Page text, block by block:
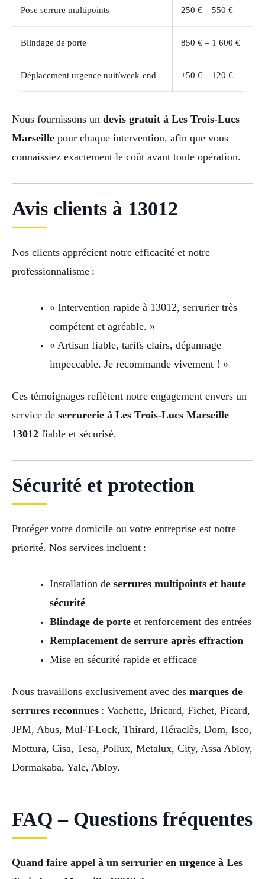
Pose serrure multipoints 250 € – 550 €
Blindage de porte 850 € – 1 600 €
Déplacement urgence nuit/week-end +50 € – 120 €
Nous fournissons un devis gratuit à Les Trois-Lucs
Marseille pour chaque intervention, afin que vous
connaissiez exactement le coût avant toute opération.
Avis clients à 13012
Nos clients apprécient notre efficacité et notre
professionnalisme :
« Intervention rapide à 13012, serrurier très
compétent et agréable. »
« Artisan fiable, tarifs clairs, dépannage
impeccable. Je recommande vivement ! »
Ces témoignages reflètent notre engagement envers un
service de serrurerie à Les Trois-Lucs Marseille
13012 fiable et sécurisé.
Sécurité et protection
Protéger votre domicile ou votre entreprise est notre
priorité. Nos services incluent :
Installation de serrures multipoints et haute
sécurité
Blindage de porteet renforcement des entrées
Remplacement de serrure après effraction
Mise en sécurité rapide et efficace
Nous travaillons exclusivement avec des marques de
serrures reconnues : Vachette, Bricard, Fichet, Picard,
JPM, Abus, Mul-T-Lock, Thirard, Héraclès, Dom, Iseo,
Mottura, Cisa, Tesa, Pollux, Metalux, City, Assa Abloy,
Dormakaba, Yale, Abloy.
FAQ – Questions fréquentes
Quand faire appel à un serrurier en urgence à Les